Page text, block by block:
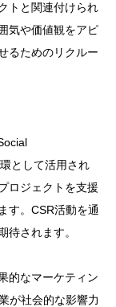
トと関連付けられ
気や価値観をアピ
るためのリクルー
として活用され
ロジェクトを支援
す。CSR活動を通
待されます。
的なマーケティン
が社会的な影響力